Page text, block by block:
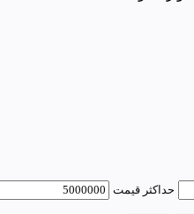
حداكثر قيمت